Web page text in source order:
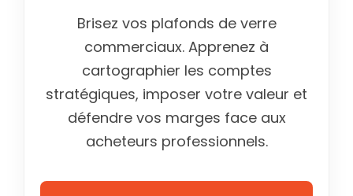
Brisez vos plafonds de verre
commerciaux. Apprenez à
cartographier les comptes
stratégiques, imposer votre valeur et
défendre vos marges face aux
acheteurs professionnels.